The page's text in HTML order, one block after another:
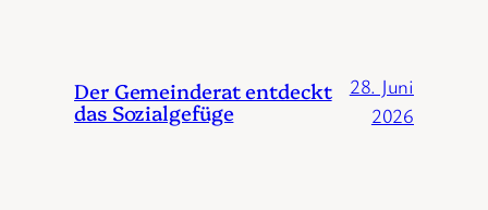
Der Gemeinderat entdeckt
das Sozialgefüge
28. Juni
2026